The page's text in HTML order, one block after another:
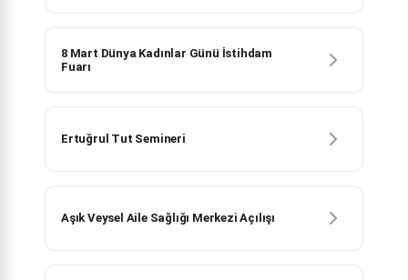
8 Mart Dünya Kadınlar Günü İstihdam
Fuarı
Ertuğrul Tut Semineri
Aşık Veysel Aile Sağlığı Merkezi Açılışı